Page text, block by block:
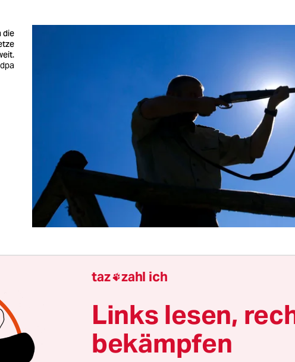
die
gibt es gut 360.000 Inhaber eines Jagdscheins,
mal 0,44 Prozent der Bevölkerung. Dennoch ist ihr
Politik und Verwaltung erstaunlich groß. Dies ist
der Landesjagdgesetze in Bundesländern wie
Nordrhein-Westfalen und Schleswig-Holstein zu
taz zahl ich
Links lesen,
bekämpfen